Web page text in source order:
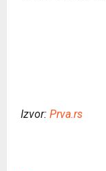
Izvor: Prva.rs